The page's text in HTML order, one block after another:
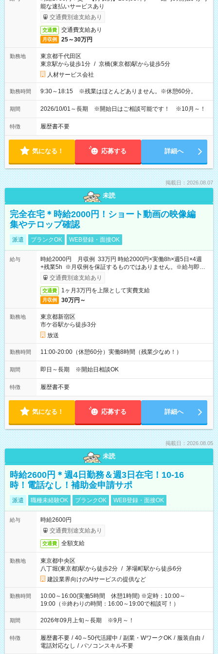
能な速払いサービスあり
交通費別途支給あり
交通費 交通費支給あり
月収例 25～30万円
勤務地
東京都千代田区
東京駅から徒歩1分 / 京橋(東京都)駅から徒歩5分
人材サービス会社
勤務時間 9:30～18:15 ※残業はほとんどありません。※休憩60分。
期間 2026/10/01～長期 ※開始日はご相談可能です！ ※10月～！
特徴 履歴書不要
気になる！ 応募する 詳細へ
掲載日：2026.08.07
未読
完全在宅＊時給2000円！ショート動画の映像編
集やテロップ確認
派遣 ブランクOK WEB登録・面接OK
給与
時給2000円 月収例 33万円 時給2000円×実働8h×週5日×4週
+残業5h ※月収例を保証するものではありません。※給与即受
取りサービス利用可（利用条件有）
交通費別途支給あり
交通費 1ヶ月3万円を上限として実費支給
月収例 30万円～
勤務地
東京都新宿区
市ケ谷駅から徒歩3分
放送
勤務時間 11:00-20:00（休憩60分）実働8時間（残業少なめ！）
期間 即日～長期 ※開始日相談OK
特徴 履歴書不要
気になる！ 応募する 詳細へ
掲載日：2026.08.05
未読
時給2600円＊週4日勤務＆週3日在宅！10-16
時！電話なし！補助金申請サポ
派遣 職種未経験OK ブランクOK WEB登録・面接OK
給与
時給2600円
交通費別途支給あり
交通費 全額支給
勤務地
東京都中央区
八丁堀(東京都)駅から徒歩2分 / 茅場町駅から徒歩6分
建設業界向けのAIサービスの提供など
勤務時間
10:00～16:00(実働5時間 休憩1時間) ※定時：10:00～
19:00（※終わりの時間：16:00～19:00で相談可！）
期間 2026年09月上旬～長期 ※9月～！
特徴 履歴書不要 / 40～50代活躍中 / 副業・WワークOK / 服装自由 /
電話対応なし / パソコンスキル不要